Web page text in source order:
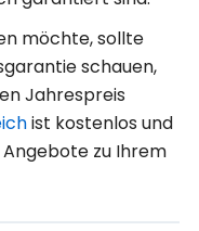
möchte, sollte
schauen,
Jahrespreis
ist kostenlos und
zu Ihrem